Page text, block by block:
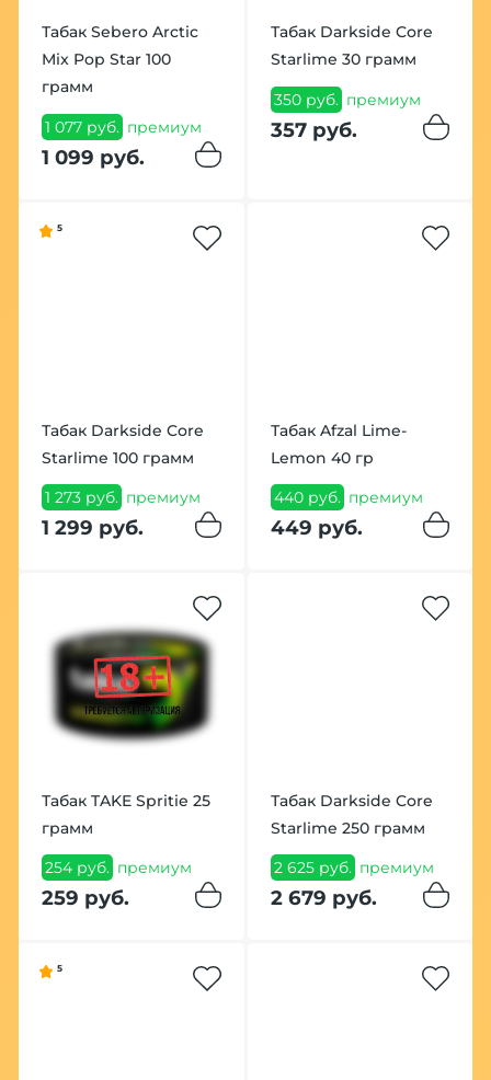
Табак Sebero Arctic
Mix Pop Star 100
грамм
1 077 руб. премиум
1 099 руб.
Табак Darkside Core
Starlime 30 грамм
350 руб. премиум
357 руб.
5
Табак Darkside Core
Starlime 100 грамм
1 273 руб. премиум
1 299 руб.
Табак Afzal Lime-
Lemon 40 гр
440 руб. премиум
449 руб.
Табак TAKE Spritie 25
грамм
254 руб. премиум
259 руб.
Табак Darkside Core
Starlime 250 грамм
2 625 руб. премиум
2 679 руб.
5